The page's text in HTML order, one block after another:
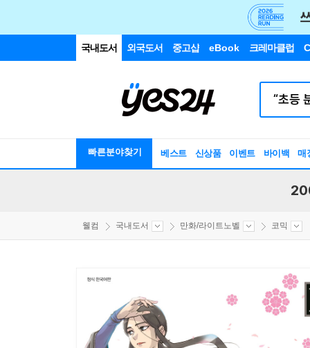
국내도서 외국도서 중고샵 eBook 크레마클럽
빠른분야찾기 베스트 신상품 이벤트 바이백 매
웰컴 국내도서 만화/라이트노벨 코믹